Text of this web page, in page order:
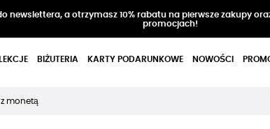
newslettera, a otrzymasz 10% rabatu na pierwsze zakupy
promocjach!
BIŻUTERIA KARTY PODARUNKOWE NOWOŚCI
monetą